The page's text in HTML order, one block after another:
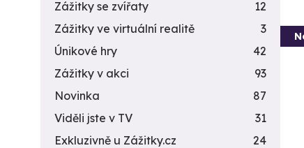
Zážitky se zvířaty
12
Zážitky ve virtuální realitě
3
Únikové hry
42
Zážitky v akci
93
Novinka
87
Viděli jste v TV
31
Exkluzivně u Zážitky.cz
24